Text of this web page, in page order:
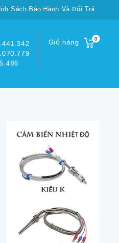
Sách Bảo Hành Và Đổi Trả
Giỏ hàng 0